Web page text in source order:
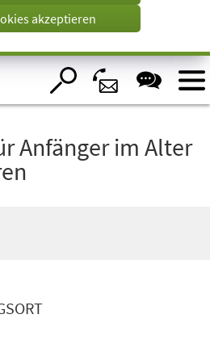
akzeptieren
Anfänger im Alter